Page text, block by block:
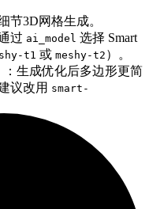
节3D网格生成。
过 ai_model 选择 Smart
t1 或 meshy-t2 ）。
：生成优化后多边形更简
议改用 smart-